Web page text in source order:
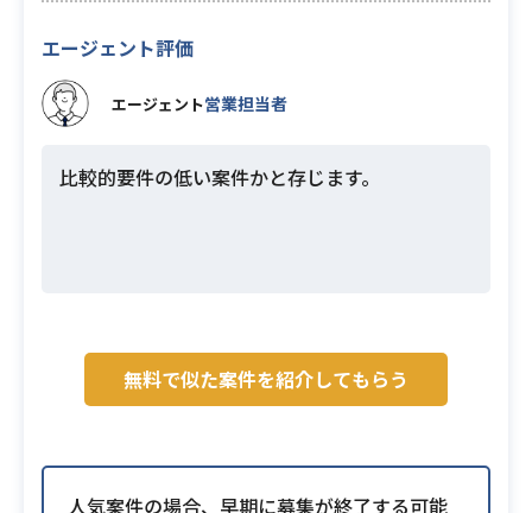
エージェント評価
エージェント営業担当者
比較的要件の低い案件かと存じます。
無料で似た案件を紹介してもらう
人気案件の場合、早期に募集が終了する可能